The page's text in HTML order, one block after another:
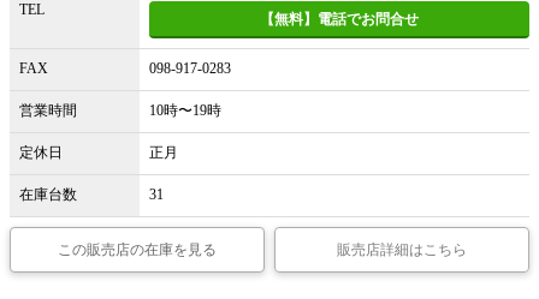
TEL
【無料】電話でお問合せ
FAX 098-917-0283
営業時間 10時〜19時
定休日 正月
在庫台数 31
この販売店の在庫を見る 販売店詳細はこちら